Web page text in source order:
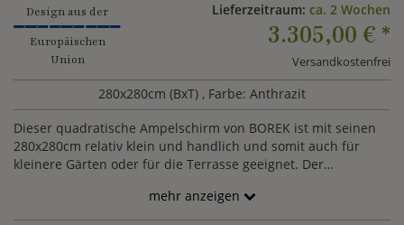
Design aus der
Europäischen
Union
Lieferzeitraum: ca. 2 Wochen
3.305,00 € *
Versandkostenfrei
280x280cm (BxT) , Farbe: Anthrazit
Dieser quadratische Ampelschirm von BOREK ist mit seinen
280x280cm relativ klein und handlich und somit auch für
kleinere Gärten oder für die Terrasse geeignet. Der
dunkelgrauen Aluminium Gestell und einem robusten
Sunbrella-Tuch. Der hochwertige Sonnenschirm ist
mehr anzeigen